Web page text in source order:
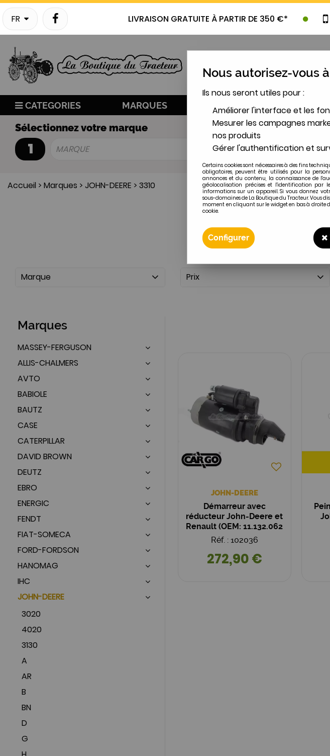
FR LIVRAISON GRATUITE À PARTIR DE 350 €*
CATEGORIES MARQUES NOUVEAUTES
Sélectionnez votre marque
1 MARQUE 2
Accueil > Marques > JOHN-DEERE > 3310
Marque Prix
Marques
MASSEY-FERGUSON
ALLIS-CHALMERS
AVTO
BABIOLE
BAUTZ
CASE
CATERPILLAR
DAVID BROWN
DEUTZ
EBRO
ENERGIC
FENDT
FIAT-SOMECA
FORD-FORDSON
HANOMAG
IHC
JOHN-DEERE
3020
4020
3130
A
AR
B
BN
D
G
JOHN-DEERE
Démarreur avec
réducteur John-Deere et
Renault (OEM: 11.132.062
AZF4284)
Réf. : 102036
272,90 €
Nous autorisez-vous
Ils nous seront utiles pour :
Améliorer l'interface et les
Mesurer les campagnes
nos produits
Gérer l'authentification et
Certains cookies sont nécessaires à des fins
obligatoires, peuvent être utilisés pour la
annonces et du contenu, la connaissance de
géolocalisation précises et l'identification par
informations sur un appareil. Si vous donnez
sous-domaines de La Boutique du Tracteur. Vous
moment en cliquant sur le widget en bas à droite
cookie.
Configurer